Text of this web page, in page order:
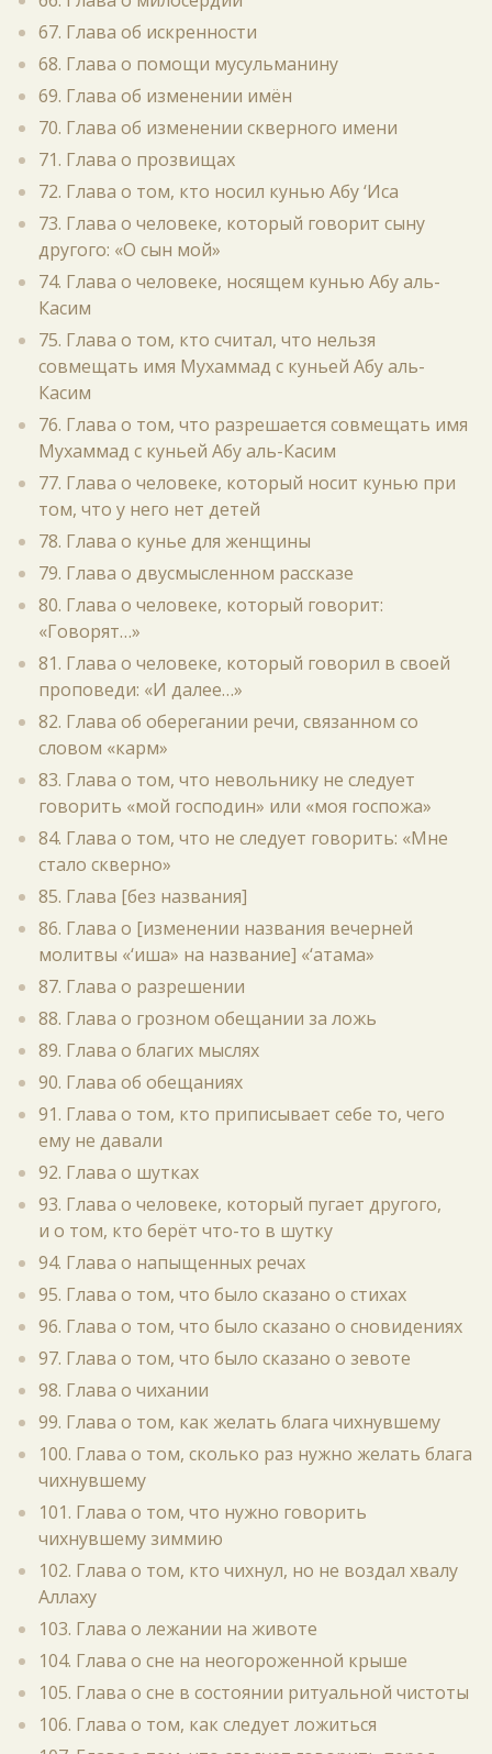
67. Глава об искренности
68. Глава о помощи мусульманину
69. Глава об изменении имён
70. Глава об изменении скверного имени
71. Глава о прозвищах
72. Глава о том, кто носил кунью Абу ‘Иса
73. Глава о человеке, который говорит сыну
другого: «О сын мой»
74. Глава о человеке, носящем кунью Абу аль-
Касим
75. Глава о том, кто считал, что нельзя
совмещать имя Мухаммад с куньей Абу аль-
Касим
76. Глава о том, что разрешается совмещать имя
Мухаммад с куньей Абу аль-Касим
77. Глава о человеке, который носит кунью при
том, что у него нет детей
78. Глава о кунье для женщины
79. Глава о двусмысленном рассказе
80. Глава о человеке, который говорит:
«Говорят…»
81. Глава о человеке, который говорил в своей
проповеди: «И далее…»
82. Глава об оберегании речи, связанном со
словом «карм»
83. Глава о том, что невольнику не следует
говорить «мой господин» или «моя госпожа»
84. Глава о том, что не следует говорить: «Мне
стало скверно»
85. Глава [без названия]
86. Глава о [изменении названия вечерней
молитвы «‘иша» на название] «‘атама»
87. Глава о разрешении
88. Глава о грозном обещании за ложь
89. Глава о благих мыслях
90. Глава об обещаниях
91. Глава о том, кто приписывает себе то, чего
ему не давали
92. Глава о шутках
93. Глава о человеке, который пугает другого,
и о том, кто берёт что-то в шутку
94. Глава о напыщенных речах
95. Глава о том, что было сказано о стихах
96. Глава о том, что было сказано о сновидениях
97. Глава о том, что было сказано о зевоте
98. Глава о чихании
99. Глава о том, как желать блага чихнувшему
100. Глава о том, сколько раз нужно желать блага
чихнувшему
101. Глава о том, что нужно говорить
чихнувшему зиммию
102. Глава о том, кто чихнул, но не воздал хвалу
Аллаху
103. Глава о лежании на животе
104. Глава о сне на неогороженной крыше
105. Глава о сне в состоянии ритуальной чистоты
106. Глава о том, как следует ложиться